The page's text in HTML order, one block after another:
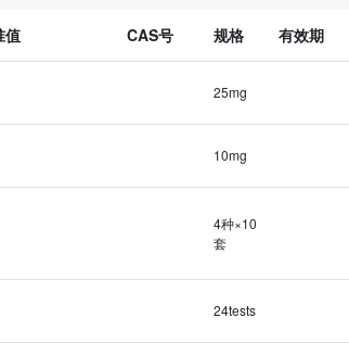
值 CAS号 规格 有效期
25mg
10mg
4种×10
套
24tests